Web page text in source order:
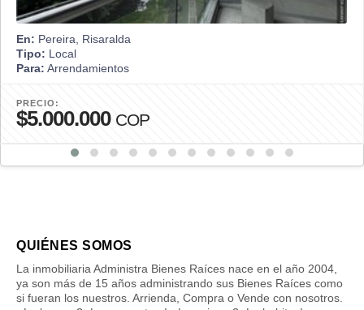
En: Pereira, Risaralda
Tipo: Local
Para: Arrendamientos
PRECIO:
$5.000.000 COP
QUIÉNES SOMOS
La inmobiliaria Administra Bienes Raíces nace en el año 2004,
ya son más de 15 años administrando sus Bienes Raíces como
si fueran los nuestros. Arrienda, Compra o Vende con nosotros.